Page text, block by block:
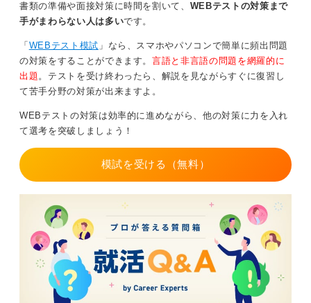
これに対しての備えは、付け焼き刃でできる対策ではな
で、日頃から書くことに慣れておくのが長期的な準備と
して必要です。
短期的な対策としては、作文が試験であるとわかった時
生時代頑張ったことなど）をあえて文章で答える練習、
書く練習をするのが良いでしょう。
書類の準備や面接対策に時間を割いて、 WEBテストの対策まで
手がまわらない人は多いです。
「 WEBテスト模試 」なら、スマホやパソコンで簡単に頻出問題
の対策をすることができます。言語と非言語の問題を網羅的に
出題。テストを受け終わったら、解説を見ながらすぐに復習し
て苦手分野の対策が出来ますよ。
WEBテストの対策は効率的に進めながら、他の対策に力を入れ
て選考を突破しましょう！
模試を受ける（無料）